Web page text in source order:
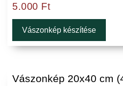
5.000 Ft
Vászonkép készítése
Vászonkép 20x40 cm